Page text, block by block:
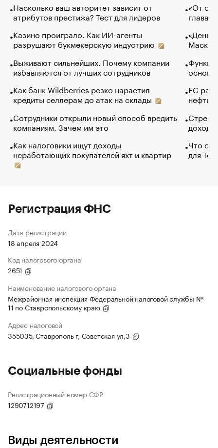
Насколько ваш авторитет зависит от
атрибутов престижа? Тест для лидеров
Казино проиграло. Как ИИ-агенты
разрушают букмекерскую индустрию
Выживают сильнейших. Почему компании
избавляются от лучших сотрудников
Как банк Wildberries резко нарастил
кредиты селлерам до атак на склады
Сотрудники открыли новый способ вредить
компаниям. Зачем им это
Как налоговики ищут доходы
неработающих покупателей яхт и квартир
«От
глава
Маск в
основ
ЕС
нефти
Что
для
Регистрация ФНС
Дата регистрации
18 апреля 2024
Код налогового органа
2651
Наименование налогового органа
Межрайонная инспекция Федеральной налоговой службы №
11 по Ставропольскому краю
Адрес налоговой
355035, Ставрополь г, Советская ул,3
Социальные фонды
Регистрационный номер СФР
1290712197
Виды деятельности